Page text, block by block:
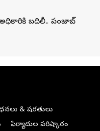
బదిలీ.. పంజాబ్
& షరతులు
ఫిర్యాదుల పరిష్కారం